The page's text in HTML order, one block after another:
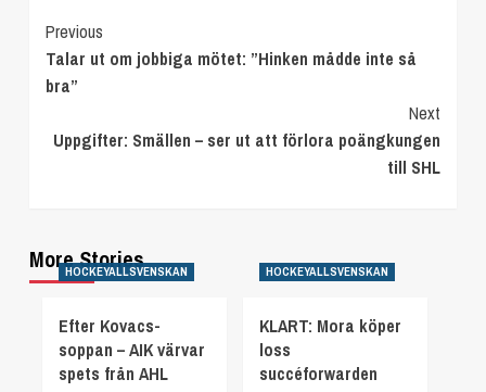
Continue
Reading
Previous
Talar ut om jobbiga mötet: ”Hinken mådde inte så
bra”
Next
Uppgifter: Smällen – ser ut att förlora poängkungen
till SHL
More Stories
HOCKEYALLSVENSKAN
Efter Kovacs-
soppan – AIK värvar
spets från AHL
HOCKEYALLSVENSKAN
KLART: Mora köper
loss
succéforwarden